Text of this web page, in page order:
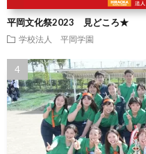
平岡文化祭2023 見どころ★
学校法人 平岡学園